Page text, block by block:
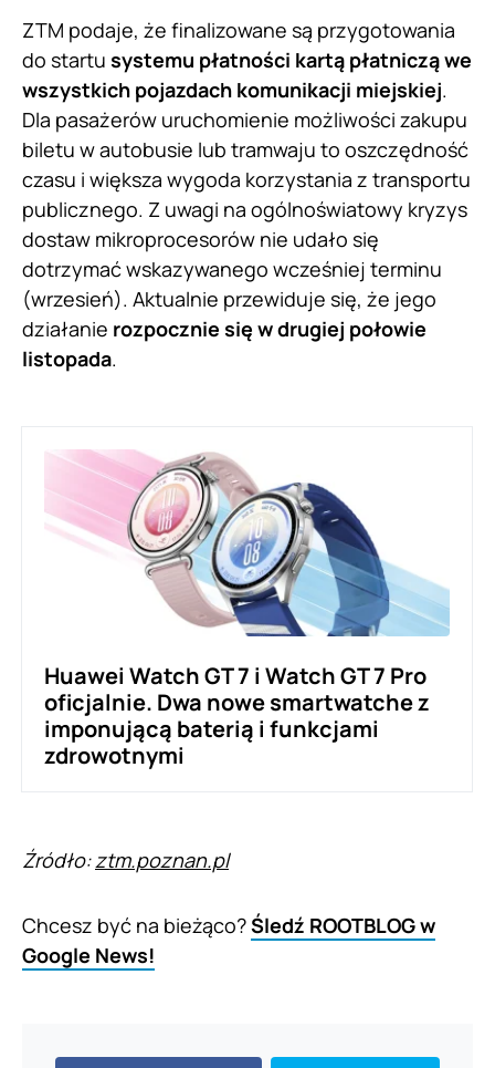
ZTM podaje, że finalizowane są przygotowania
do startu systemu płatności kartą płatniczą we
wszystkich pojazdach komunikacji miejskiej.
Dla pasażerów uruchomienie możliwości zakupu
biletu w autobusie lub tramwaju to oszczędność
czasu i większa wygoda korzystania z transportu
publicznego. Z uwagi na ogólnoświatowy kryzys
dostaw mikroprocesorów nie udało się
dotrzymać wskazywanego wcześniej terminu
(wrzesień). Aktualnie przewiduje się, że jego
działanie rozpocznie się w drugiej połowie
listopada.
Huawei Watch GT 7 i Watch GT 7 Pro
oficjalnie. Dwa nowe smartwatche z
imponującą baterią i funkcjami
zdrowotnymi
Źródło:ztm.poznan.pl
Chcesz być na bieżąco?Śledź ROOTBLOG w
Google News!